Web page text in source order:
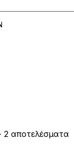
αποτελέσματα